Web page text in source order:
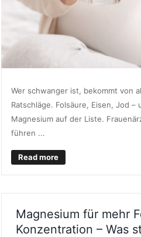
Wer schwanger ist, bekommt von
Ratschläge. Folsäure, Eisen, Jod
Magnesium auf der Liste.
führen ...
Read more
Magnesium für mehr
Konzentration – Was